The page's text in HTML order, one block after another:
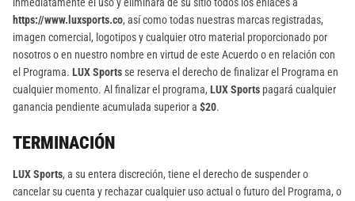
https://www.luxsports.co, así como todas nuestras marcas registradas,
imagen comercial, logotipos y cualquier otro material proporcionado por
nosotros o en nuestro nombre en virtud de este Acuerdo o en relación con
el Programa. LUX Sportsse reserva el derecho de finalizar el Programa en
cualquier momento. Al finalizar el programa, LUX Sports pagará cualquier
ganancia pendiente acumulada superior a $20.
TERMINACIÓN
LUX Sports, a su entera discreción, tiene el derecho de suspender o
cancelar su cuenta y rechazar cualquier uso actual o futuro del Programa, o